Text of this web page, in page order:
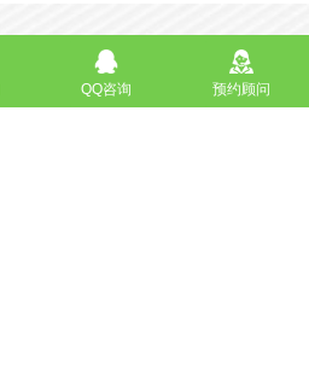
响应式网站
QQ咨询 预约顾问